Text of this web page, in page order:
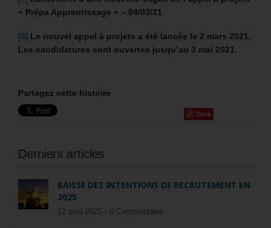
« Prépa Apprentissage » – 04/03/21
[8] Le nouvel appel à projets a été lancée le 2 mars 2021.
Les candidatures sont ouvertes jusqu’au 3 mai 2021
Partagez cette histoire
Save
Derniers articles
BAISSE DES INTENTIONS DE RECRUTEMENT EN
2025
12 avril 2025 - 0 Commentaire